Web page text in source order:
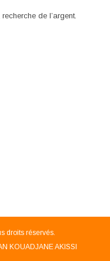
de l’argent.
droits réservés.
KOUADJANE AKISSI